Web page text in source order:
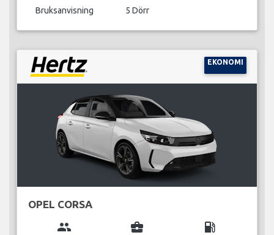
Bruksanvisning 5 Dörr
EKONOMI
OPEL CORSA
group business_center local_gas_station